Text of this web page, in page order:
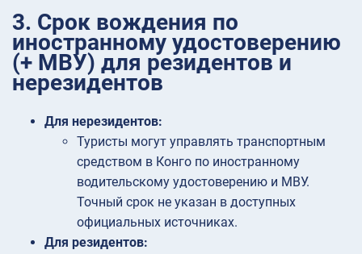
3. Срок вождения по
иностранному удостоверению
(+ МВУ) для резидентов и
нерезидентов
Для нерезидентов:
Туристы могут управлять транспортным
средством в Конго по иностранному
водительскому удостоверению и МВУ.
Точный срок не указан в доступных
официальных источниках.
Для резидентов: